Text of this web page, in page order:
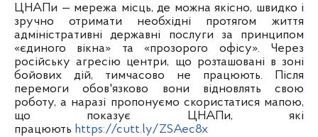
ЦНАПи — мережа місць, де можна якісно, швидко і
зручно отримати необхідні протягом життя
адміністративні державні послуги за принципом
«єдиного вікна» та «прозорого офісу». Через
російську агресію центри, що розташовані в зоні
бойових дій, тимчасово не працюють. Після
перемоги обов'язково вони відновлять свою
роботу, а наразі пропонуємо скористатися мапою,
що показує ЦНАПи, які
працюють https://cutt.ly/ZSAec8x